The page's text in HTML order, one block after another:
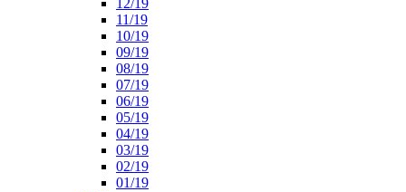
12/19
11/19
10/19
09/19
08/19
07/19
06/19
05/19
04/19
03/19
02/19
01/19